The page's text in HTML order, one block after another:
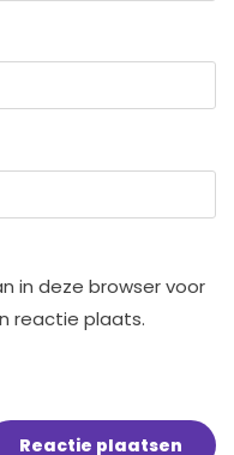
in deze browser voor
reactie plaats.